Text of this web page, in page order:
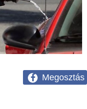
Megosztás